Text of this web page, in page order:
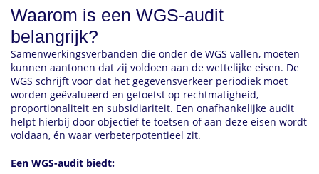
Waarom is een WGS-audit
belangrijk?
Samenwerkingsverbanden die onder de WGS vallen, moeten
kunnen aantonen dat zij voldoen aan de wettelijke eisen. De
WGS schrijft voor dat het gegevensverkeer periodiek moet
worden geëvalueerd en getoetst op rechtmatigheid,
proportionaliteit en subsidiariteit. Een onafhankelijke audit
helpt hierbij door objectief te toetsen of aan deze eisen wordt
voldaan, én waar verbeterpotentieel zit.
Een WGS-audit biedt: